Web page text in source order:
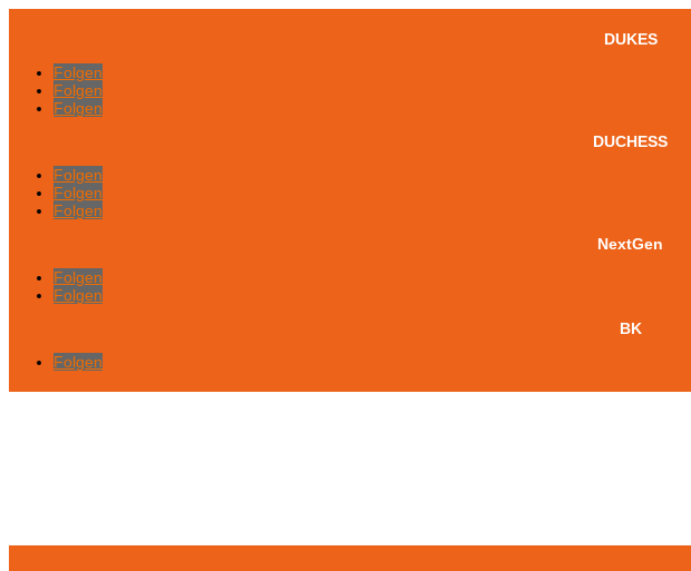
DUKES
Folgen
Folgen
Folgen
DUCHESS
Folgen
Folgen
Folgen
NextGen
Folgen
Folgen
BK
Folgen